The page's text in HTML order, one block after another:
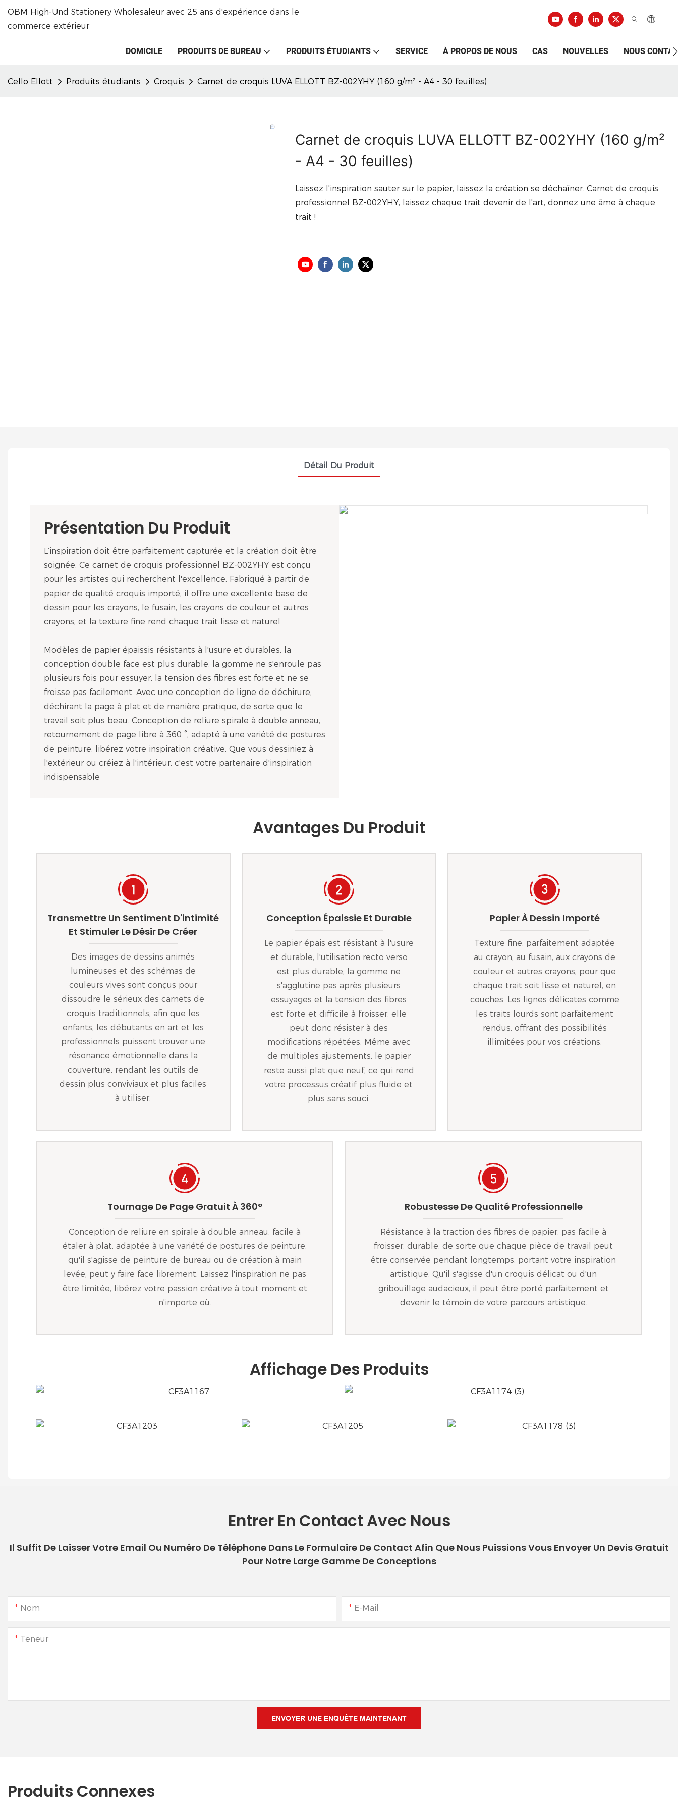
OBM High-Und Stationery Wholesaleur avec 25 ans d'expérience dans le
commerce extérieur
DOMICILE PRODUITS DE BUREAU PRODUITS ÉTUDIANTS SERVICE À PROPOS DE NOUS CAS NOUVELLES NOUS
Cello Ellott Produits étudiants Croquis Carnet de croquis LUVA ELLOTT BZ-002YHY (160 g/m² - A4 - 30 feuilles)
Carnet de croquis LUVA ELLOTT BZ-002YHY (160 g/m²
- A4 - 30 feuilles)
Laissez l'inspiration sauter sur le papier, laissez la création se déchaîner. Carnet de croquis
professionnel BZ-002YHY, laissez chaque trait devenir de l'art, donnez une âme à chaque
trait !
Détail Du Produit
Présentation Du Produit
L’inspiration doit être parfaitement capturée et la création doit être
soignée. Ce carnet de croquis professionnel BZ-002YHY est conçu
pour les artistes qui recherchent l'excellence. Fabriqué à partir de
papier de qualité croquis importé, il offre une excellente base de
dessin pour les crayons, le fusain, les crayons de couleur et autres
crayons, et la texture fine rend chaque trait lisse et naturel.
Modèles de papier épaissis résistants à l'usure et durables, la
conception double face est plus durable, la gomme ne s'enroule pas
plusieurs fois pour essuyer, la tension des fibres est forte et ne se
froisse pas facilement. Avec une conception de ligne de déchirure,
déchirant la page à plat et de manière pratique, de sorte que le
travail soit plus beau. Conception de reliure spirale à double anneau,
retournement de page libre à 360 °, adapté à une variété de postures
de peinture, libérez votre inspiration créative. Que vous dessiniez à
l'extérieur ou créiez à l'intérieur, c'est votre partenaire d'inspiration
indispensable
Avantages Du Produit
Transmettre Un Sentiment D'intimité
Et Stimuler Le Désir De Créer
Des images de dessins animés
lumineuses et des schémas de
couleurs vives sont conçus pour
dissoudre le sérieux des carnets de
croquis traditionnels, afin que les
enfants, les débutants en art et les
professionnels puissent trouver une
résonance émotionnelle dans la
couverture, rendant les outils de
dessin plus conviviaux et plus faciles
à utiliser.
Conception Épaissie Et Durable
Le papier épais est résistant à l'usure
et durable, l'utilisation recto verso
est plus durable, la gomme ne
s'agglutine pas après plusieurs
essuyages et la tension des fibres
est forte et difficile à froisser, elle
peut donc résister à des
modifications répétées. Même avec
de multiples ajustements, le papier
reste aussi plat que neuf, ce qui rend
votre processus créatif plus fluide et
plus sans souci.
Papier À Dessin Importé
Texture fine, parfaitement adaptée
au crayon, au fusain, aux crayons de
couleur et autres crayons, pour que
chaque trait soit lisse et naturel, en
couches. Les lignes délicates comme
les traits lourds sont parfaitement
rendus, offrant des possibilités
illimitées pour vos créations.
Tournage De Page Gratuit À 360°
Conception de reliure en spirale à double anneau, facile à
étaler à plat, adaptée à une variété de postures de peinture,
qu'il s'agisse de peinture de bureau ou de création à main
levée, peut y faire face librement. Laissez l'inspiration ne pas
être limitée, libérez votre passion créative à tout moment et
n'importe où.
Robustesse De Qualité Professionnelle
Résistance à la traction des fibres de papier, pas facile à
froisser, durable, de sorte que chaque pièce de travail peut
être conservée pendant longtemps, portant votre inspiration
artistique. Qu'il s'agisse d'un croquis délicat ou d'un
gribouillage audacieux, il peut être porté parfaitement et
devenir le témoin de votre parcours artistique.
Affichage Des Produits
Entrer En Contact Avec Nous
Il Suffit De Laisser Votre Email Ou Numéro De Téléphone Dans Le Formulaire De Contact Afin Que Nous Puissions Vous Envoyer Un Devis Gratuit
Pour Notre Large Gamme De Conceptions
Nom E-Mail
Teneur
ENVOYER UNE ENQUÊTE MAINTENANT
Produits Connexes